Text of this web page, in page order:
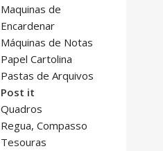
Maquinas de
Encardenar
Máquinas de Notas
Papel Cartolina
Pastas de Arquivos
Post it
Quadros
Regua, Compasso
Tesouras